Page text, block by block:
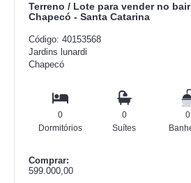
Terreno / Lote para vender no
Chapecó - Santa Catarina
Código: 40153568
Jardins lunardi
Chapecó
0
Dormitórios
0
Suítes
0
Comprar:
599.000,00